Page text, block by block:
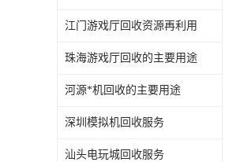
江门游戏厅回收资源再利用
珠海游戏厅回收的主要用途
河源*机回收的主要用途
深圳模拟机回收服务
汕头电玩城回收服务